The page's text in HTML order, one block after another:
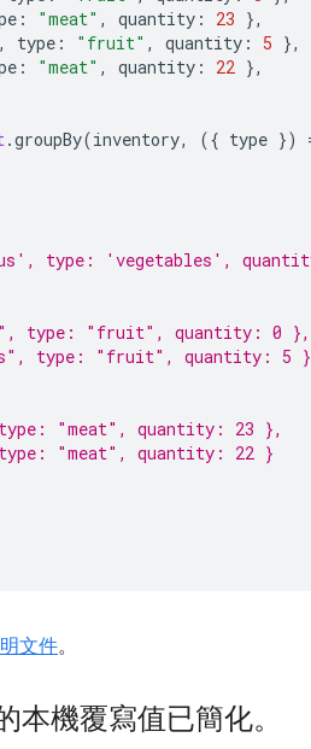
: "meat" , quantity : 23 },
, type : "fruit" , quantity : 5 },
: "meat" , quantity : 22 },
.groupBy(inventory, ({ type })
type: 'vegetables',
type: "fruit", quantity: 0 },
type: "fruit", quantity: 5 }
"meat", quantity: 23 },
"meat", quantity: 22 }
文件。
本機覆寫值已簡化。